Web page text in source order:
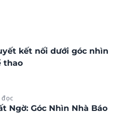
kết nối dưới góc nhìn
thao
Ngờ: Góc Nhìn Nhà Báo